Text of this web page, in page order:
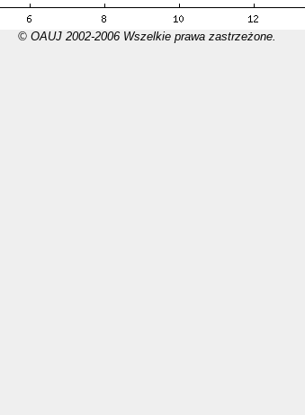
© OAUJ 2002-2006 Wszelkie prawa zastrzeżone.